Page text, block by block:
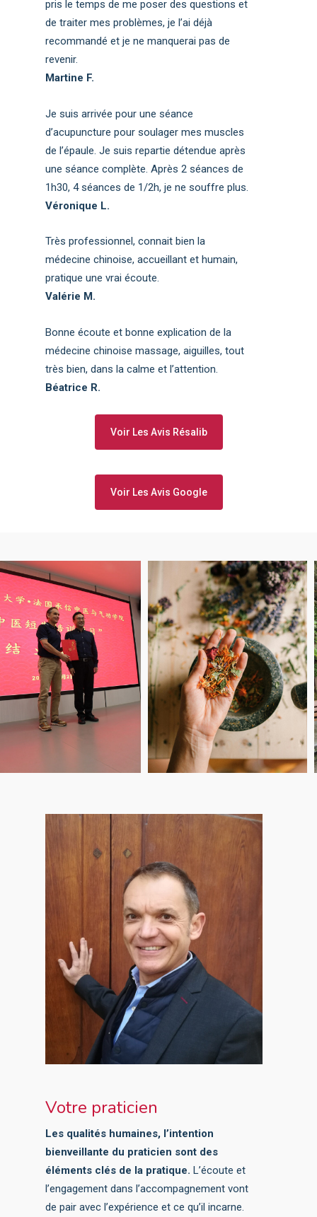
pris le temps de me poser des questions et
de traiter mes problèmes, je l’ai déjà
recommandé et je ne manquerai pas de
revenir.
Martine F.
Je suis arrivée pour une séance
d’acupuncture pour soulager mes muscles
de l’épaule. Je suis repartie détendue après
une séance complète. Après 2 séances de
1h30, 4 séances de 1/2h, je ne souffre plus.
Véronique L.
Très professionnel, connait bien la
médecine chinoise, accueillant et humain,
pratique une vrai écoute.
Valérie M.
Bonne écoute et bonne explication de la
médecine chinoise massage, aiguilles, tout
très bien, dans la calme et l’attention.
Béatrice R.
Voir Les Avis Résalib
Voir Les Avis Google
Votre praticien
Les qualités humaines, l’intention
bienveillante du praticien sont des
éléments clés de la pratique. L’écoute et
l’engagement dans l’accompagnement vont
de pair avec l’expérience et ce qu’il incarne.